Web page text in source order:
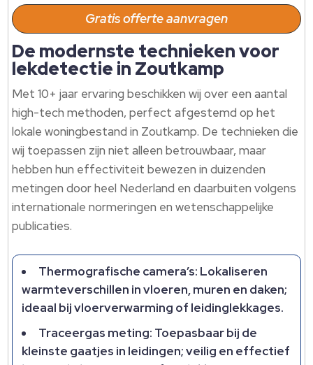
Gratis offerte aanvragen
De modernste technieken voor
lekdetectie in Zoutkamp
Met 10+ jaar ervaring beschikken wij over een aantal
high-tech methoden, perfect afgestemd op het
lokale woningbestand in Zoutkamp. De technieken die
wij toepassen zijn niet alleen betrouwbaar, maar
hebben hun effectiviteit bewezen in duizenden
metingen door heel Nederland en daarbuiten volgens
internationale normeringen en wetenschappelijke
publicaties.
Thermografische camera’s: Lokaliseren
warmteverschillen in vloeren, muren en daken;
ideaal bij vloerverwarming of leidinglekkages.
Traceergas meting: Toepasbaar bij de
kleinste gaatjes in leidingen; veilig en effectief